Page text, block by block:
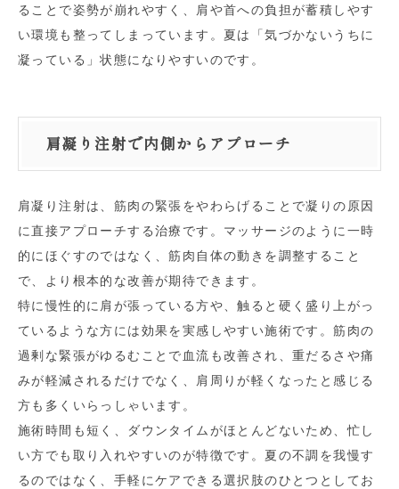
ることで姿勢が崩れやすく、肩や首への負担が蓄積しやす
い環境も整ってしまっています。夏は「気づかないうちに
凝っている」状態になりやすいのです。
肩凝り注射で内側からアプローチ
肩凝り注射は、筋肉の緊張をやわらげることで凝りの原因
に直接アプローチする治療です。マッサージのように一時
的にほぐすのではなく、筋肉自体の動きを調整すること
で、より根本的な改善が期待できます。
特に慢性的に肩が張っている方や、触ると硬く盛り上がっ
ているような方には効果を実感しやすい施術です。筋肉の
過剰な緊張がゆるむことで血流も改善され、重だるさや痛
みが軽減されるだけでなく、肩周りが軽くなったと感じる
方も多くいらっしゃいます。
施術時間も短く、ダウンタイムがほとんどないため、忙し
い方でも取り入れやすいのが特徴です。夏の不調を我慢す
るのではなく、手軽にケアできる選択肢のひとつとしてお